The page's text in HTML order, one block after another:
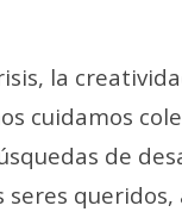
la
cuidamos
de